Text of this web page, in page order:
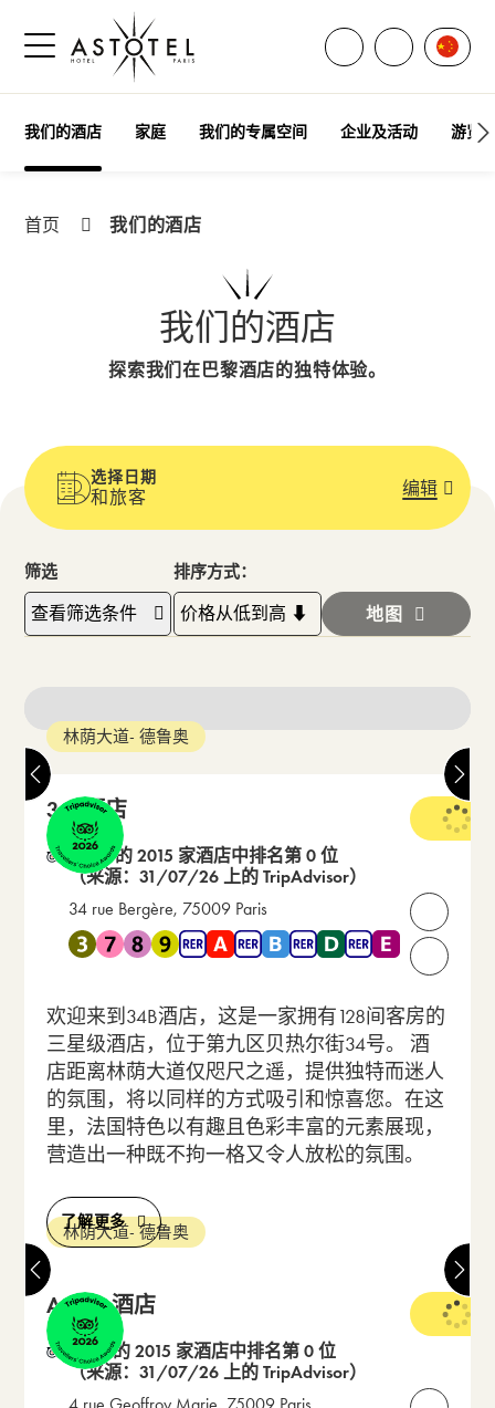
打开侧边菜单
打开所有联系方式
致电联系我
言語
我们的酒店 家庭 我们的专属空间 企业及活动 游览
首页 我们的酒店
我们的酒店
探索我们在巴黎酒店的独特体验。
选择日期
和旅客 编辑
筛选
查看筛选条件
排序方式：
地图
林荫大道- 德鲁奥
34B酒店
3 星级
在 68 的 2015 家酒店中排名第 0 位
（来源：31/07/26 上的 TripAdvisor）
34 rue Bergère, 75009 Paris
靠近 地铁 3 , 地铁 7 , 地铁 8 , 地铁 9 , RER A , RER B , RER
打开联
请致电
欢迎来到34B酒店，这是一家拥有128间客房的
三星级酒店，位于第九区贝热尔街34号。 酒
店距离林荫大道仅咫尺之遥，提供独特而迷人
的氛围，将以同样的方式吸引和惊喜您。在这
里，法国特色以有趣且色彩丰富的元素展现，
营造出一种既不拘一格又令人放松的氛围。
了解更多
林荫大道- 德鲁奥
Acadia酒店
3 星级
在 12 的 2015 家酒店中排名第 0 位
（来源：31/07/26 上的 TripAdvisor）